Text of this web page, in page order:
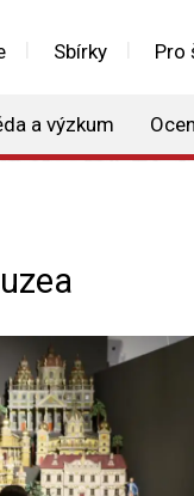
Sbírky Pro
a výzkum